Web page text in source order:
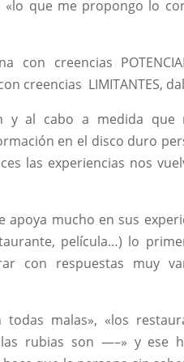
«lo que me propongo lo
con creencias
creencias LIMITANTES,
y al cabo a medida que
en el disco duro
las experiencias nos
apoya mucho en sus
película…) lo
con respuestas muy
todas malas», «los
rubias son —–» y ese